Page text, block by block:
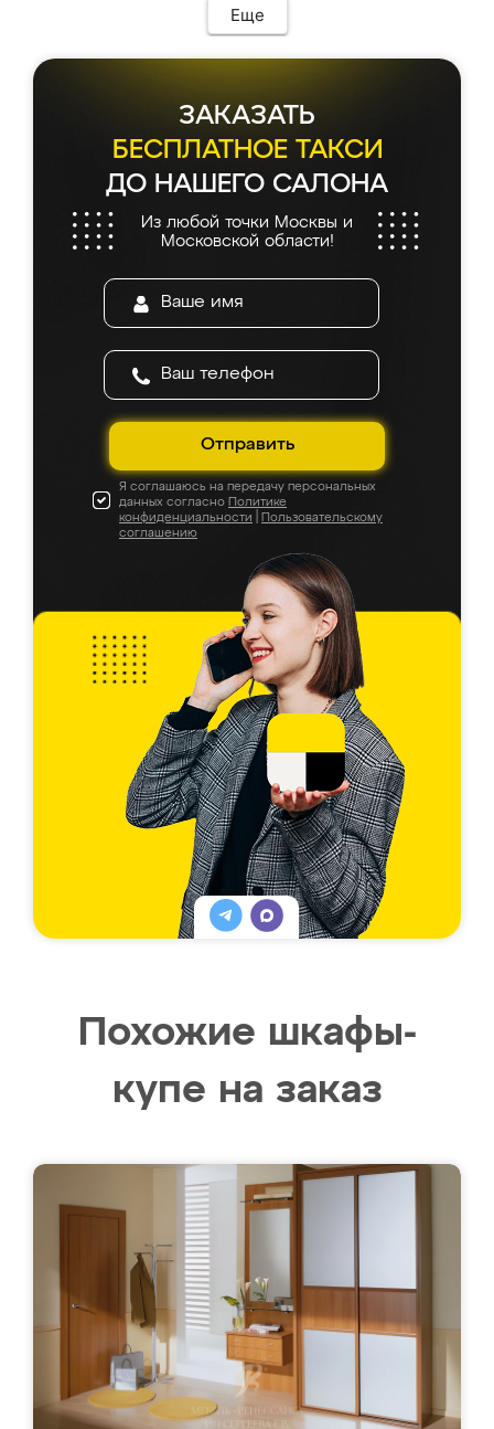
мебель сразу встала на свое место без
каких-либо доработок. Качеством осталась
довольна, все выглядит так, как и ожидала.
Еще
ЗАКАЗАТЬ
БЕСПЛАТНОЕ ТАКСИ
ДО НАШЕГО САЛОНА
Из любой точки Москвы и
Московской области!
Отправить
Я соглашаюсь на передачу персональных
данных согласно Политике
конфиденциальности
Пользовательскому
соглашению
Похожие шкафы-
купе на заказ